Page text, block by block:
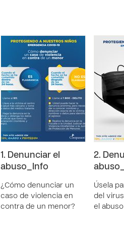
1. Denunciar el
abuso_Info
¿Cómo denunciar un
caso de violencia en
contra de un menor?
2.
Úsela
del
el